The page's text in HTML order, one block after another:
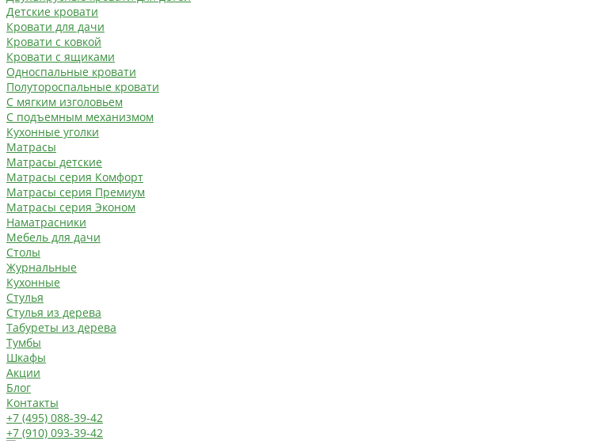
Детские кровати
Кровати для дачи
Кровати с ковкой
Кровати с ящиками
Односпальные кровати
Полутороспальные кровати
С мягким изголовьем
С подъемным механизмом
Кухонные уголки
Матрасы
Матрасы детские
Матрасы серия Комфорт
Матрасы серия Премиум
Матрасы серия Эконом
Наматрасники
Мебель для дачи
Столы
Журнальные
Кухонные
Стулья
Стулья из дерева
Табуреты из дерева
Тумбы
Шкафы
Акции
Блог
Контакты
+7 (495) 088-39-42
+7 (910) 093-39-42